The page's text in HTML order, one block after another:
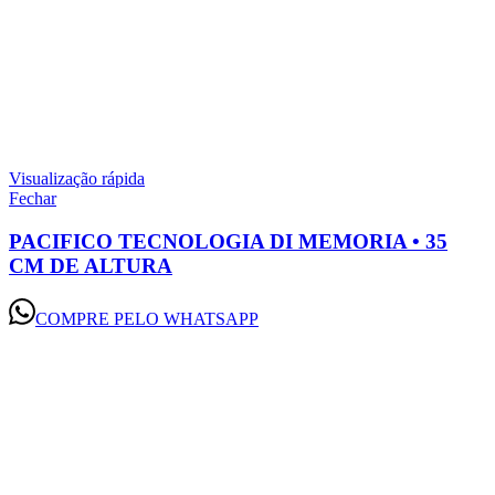
Visualização rápida
Fechar
PACIFICO TECNOLOGIA DI MEMORIA • 35
CM DE ALTURA
COMPRE PELO WHATSAPP